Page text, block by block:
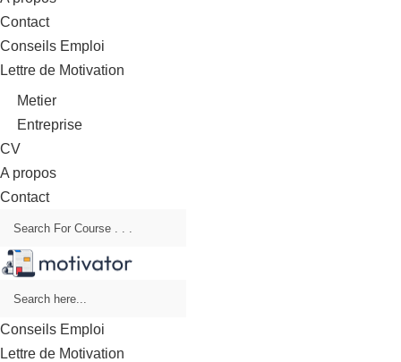
Contact
Conseils Emploi
Lettre de Motivation
Metier
Entreprise
CV
A propos
Contact
Conseils Emploi
Lettre de Motivation